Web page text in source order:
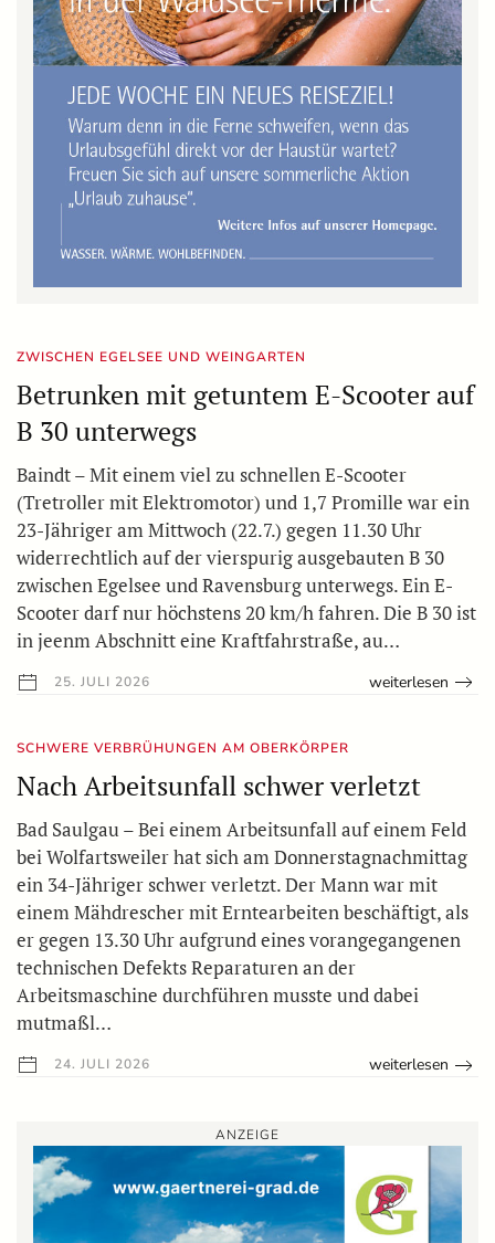
ZWISCHEN EGELSEE UND WEINGARTEN
Betrunken mit getuntem E-Scooter auf
B 30 unterwegs
Baindt – Mit einem viel zu schnellen E-Scooter
(Tretroller mit Elektromotor) und 1,7 Promille war ein
23-Jähriger am Mittwoch (22.7.) gegen 11.30 Uhr
widerrechtlich auf der vierspurig ausgebauten B 30
zwischen Egelsee und Ravensburg unterwegs. Ein E-
Scooter darf nur höchstens 20 km/h fahren. Die B 30 ist
in jeenm Abschnitt eine Kraftfahrstraße, au…
25. JULI 2026 weiterlesen
SCHWERE VERBRÜHUNGEN AM OBERKÖRPER
Nach Arbeitsunfall schwer verletzt
Bad Saulgau – Bei einem Arbeitsunfall auf einem Feld
bei Wolfartsweiler hat sich am Donnerstagnachmittag
ein 34-Jähriger schwer verletzt. Der Mann war mit
einem Mähdrescher mit Erntearbeiten beschäftigt, als
er gegen 13.30 Uhr aufgrund eines vorangegangenen
technischen Defekts Reparaturen an der
Arbeitsmaschine durchführen musste und dabei
mutmaßl…
24. JULI 2026 weiterlesen
ANZEIGE